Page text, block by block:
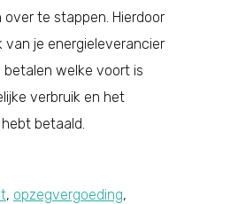
te stappen. Hierdoor
je energieleverancier
welke voort is
verbruik en het
betaald.
, opzegvergoeding,